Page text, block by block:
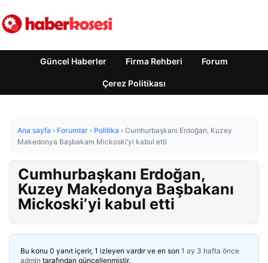
Güncel Haberler Firma Rehberi Forum
Çerez Politikası
Ana sayfa › Forumlar › Politika › Cumhurbaşkanı Erdoğan, Kuzey
Makedonya Başbakanı Mickoski’yi kabul etti
Cumhurbaşkanı Erdoğan,
Kuzey Makedonya Başbakanı
Mickoski’yi kabul etti
Bu konu 0 yanıt içerir, 1 izleyen vardır ve en son 1 ay 3 hafta önce
admin tarafından güncellenmiştir.